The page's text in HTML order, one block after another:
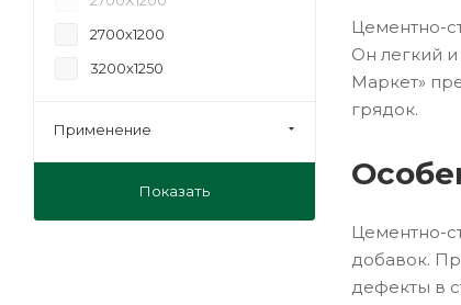
Цементно-
Он легкий
Маркет»
грядок.
Цементно-
добавок.
дефекты в
2700х1200
3200х1250
Применение
Показать